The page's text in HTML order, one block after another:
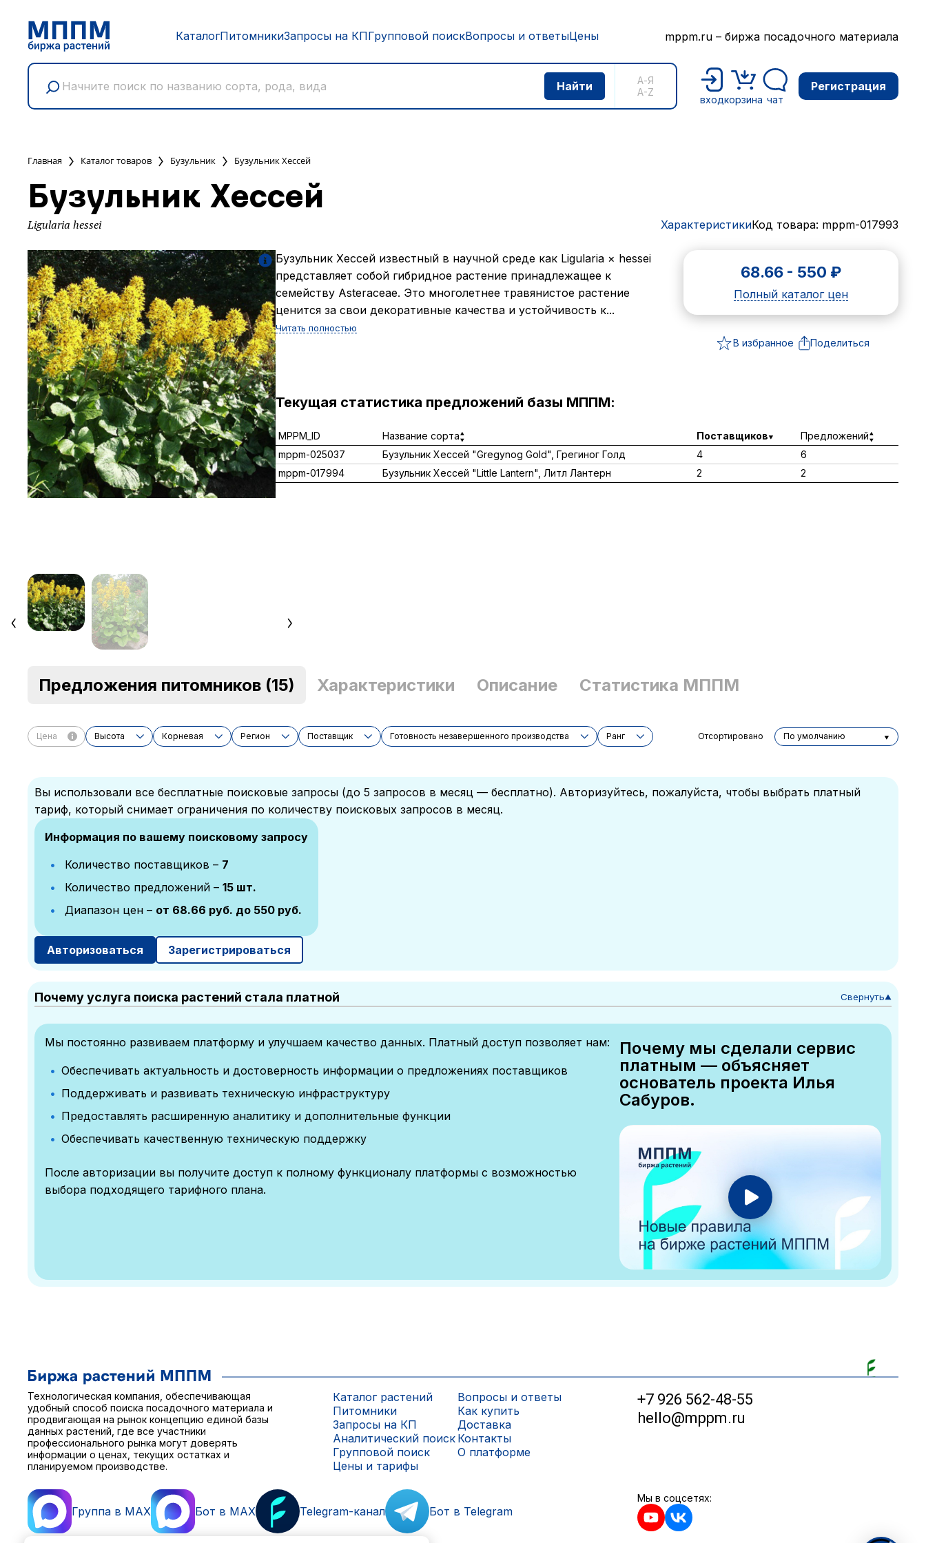
КаталогПитомникиЗапросы на КПГрупповой поискВопросы и ответыЦены mppm.ru – биржа посадочного материала
А-Я
A-Z
входкорзина чат
Регистрация
Главная Каталог товаров Бузульник Бузульник Хессей
Бузульник Хессей
Ligularia hessei ХарактеристикиКод товара: mppm-017993
Бузульник Хессей известный в научной среде как Ligularia × hessei
представляет собой гибридное растение принадлежащее к
семейству Asteraceae. Это многолетнее травянистое растение
ценится за свои декоративные качества и устойчивость к...
Читать полностью
68.66 - 550 ₽
Полный каталог цен
В избранное Поделиться
Текущая статистика предложений базы МППМ:
MPPM_ID Название сорта Поставщиков
Предложений
mppm-025037
Бузульник Хессей "Gregynog Gold", Грегиног Голд 4
6
mppm-017994
Бузульник Хессей "Little Lantern", Литл Лантерн 2 2
Предложения питомников (15) Характеристики Описание Статистика МППМ
Цена Высота Корневая Регион Поставщик Готовность незавершенного производства Ранг Отсортировано По умолчанию
Вы использовали все бесплатные поисковые запросы (до 5 запросов в месяц — бесплатно). Авторизуйтесь, пожалуйста, чтобы выбрать платный
тариф, который снимает ограничения по количеству поисковых запросов в месяц.
Информация по вашему поисковому запросу
Количество поставщиков – 7
Количество предложений – 15 шт.
Диапазон цен – от 68.66 руб. до 550 руб.
Авторизоваться Зарегистрироваться
Почему услуга поиска растений стала платной Свернуть▼
Мы постоянно развиваем платформу и улучшаем качество данных. Платный доступ позволяет нам:
Обеспечивать актуальность и достоверность информации о предложениях поставщиков
Поддерживать и развивать техническую инфраструктуру
Предоставлять расширенную аналитику и дополнительные функции
Обеспечивать качественную техническую поддержку
После авторизации вы получите доступ к полному функционалу платформы с возможностью
выбора подходящего тарифного плана.
Почему мы сделали сервис
платным — объясняет
основатель проекта Илья
Сабуров.
Технологическая компания, обеспечивающая
удобный способ поиска посадочного материала и
продвигающая на рынок концепцию единой базы
данных растений, где все участники
профессионального рынка могут доверять
информации о ценах, текущих остатках и
планируемом производстве.
Каталог растений
Питомники
Запросы на КП
Аналитический поиск
Групповой поиск
Цены и тарифы
Вопросы и ответы
Как купить
Доставка
Контакты
О платформе
+7 926 562-48-55
hello@mppm.ru
Группа в MAX Бот в MAX Telegram-канал Бот в Telegram
Мы в соцсетях: